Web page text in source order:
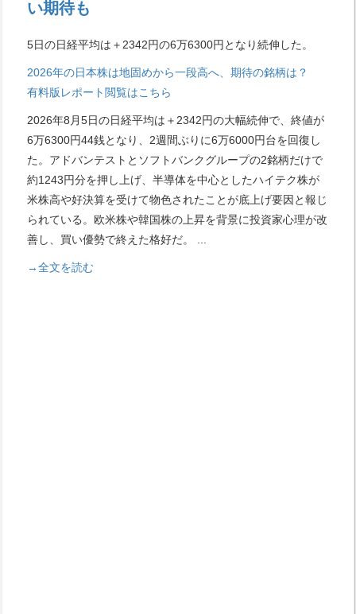
い期待も
5日の日経平均は＋2342円の6万6300円となり続伸した。
2026年の日本株は地固めから一段高へ、期待の銘柄は？
有料版レポート閲覧はこちら
2026年8月5日の日経平均は＋2342円の大幅続伸で、終値が
6万6300円44銭となり、2週間ぶりに6万6000円台を回復し
た。アドバンテストとソフトバンクグループの2銘柄だけで
約1243円分を押し上げ、半導体を中心としたハイテク株が
米株高や好決算を受けて物色されたことが底上げ要因と報じ
られている。欧米株や韓国株の上昇を背景に投資家心理が改
善し、買い優勢で終えた格好だ。 ...
→全文を読む